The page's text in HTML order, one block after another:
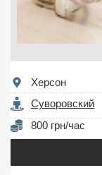
Херсон
Суворовский
800 грн/час